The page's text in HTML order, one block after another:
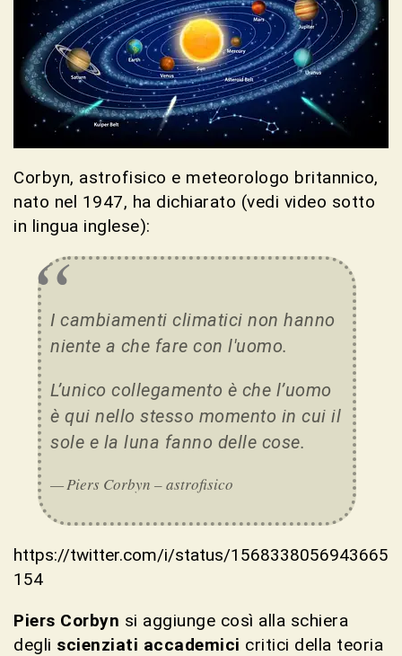
Corbyn, astrofisico e meteorologo britannico,
nato nel 1947, ha dichiarato (vedi video sotto
in lingua inglese):
I cambiamenti climatici non hanno
niente a che fare con l'uomo.
L’unico collegamento è che l’uomo
è qui nello stesso momento in cui il
sole e la luna fanno delle cose.
Piers Corbyn – astrofisico
https://twitter.com/i/status/1568338056943665
154
Piers Corbyn si aggiunge così alla schiera
degli scienziati accademici critici della teoria